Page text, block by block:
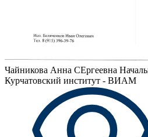
Чайникова Анна СЕргеевна
Курчатовский институт - ВИАМ